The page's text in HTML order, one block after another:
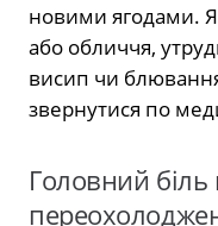
новими ягодами.
або обличчя,
висип чи
звернутися по
Головний біль